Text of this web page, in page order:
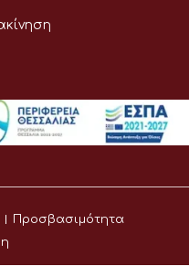
Προσβασιμότητα